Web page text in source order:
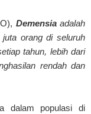
Demensiaadalah
orang di seluruh
tahun, lebih dari
rendah dan
dalam populasi di